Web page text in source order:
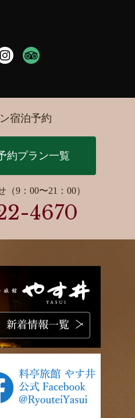
宿泊予約
約プラン一覧
9：00〜21：00）
4670